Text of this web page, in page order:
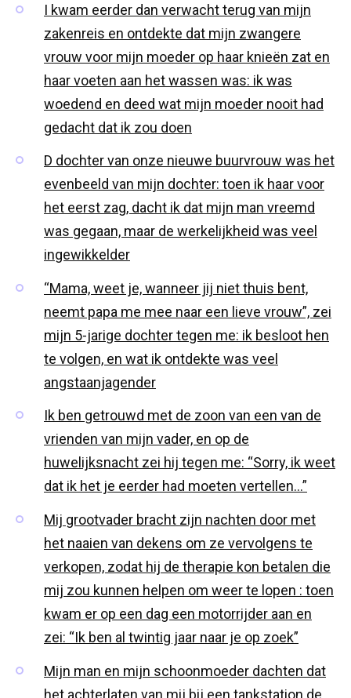
I kwam eerder dan verwacht terug van mijn
zakenreis en ontdekte dat mijn zwangere
vrouw voor mijn moeder op haar knieën zat en
haar voeten aan het wassen was: ik was
woedend en deed wat mijn moeder nooit had
gedacht dat ik zou doen
D dochter van onze nieuwe buurvrouw was het
evenbeeld van mijn dochter: toen ik haar voor
het eerst zag, dacht ik dat mijn man vreemd
was gegaan, maar de werkelijkheid was veel
ingewikkelder
“Mama, weet je, wanneer jij niet thuis bent,
neemt papa me mee naar een lieve vrouw”, zei
mijn 5-jarige dochter tegen me: ik besloot hen
te volgen, en wat ik ontdekte was veel
angstaanjagender
Ik ben getrouwd met de zoon van een van de
vrienden van mijn vader, en op de
huwelijksnacht zei hij tegen me: “Sorry, ik weet
dat ik het je eerder had moeten vertellen…”
Mij grootvader bracht zijn nachten door met
het naaien van dekens om ze vervolgens te
verkopen, zodat hij de therapie kon betalen die
mij zou kunnen helpen om weer te lopen : toen
kwam er op een dag een motorrijder aan en
zei: “Ik ben al twintig jaar naar je op zoek”
Mijn man en mijn schoonmoeder dachten dat
het achterlaten van mij bij een tankstation de